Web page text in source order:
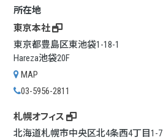
所在地
東京本社
東京都豊島区東池袋1-18-1
Hareza池袋20F
MAP
03-5956-2811
札幌オフィス
北海道札幌市中央区北4条西4丁目1-7